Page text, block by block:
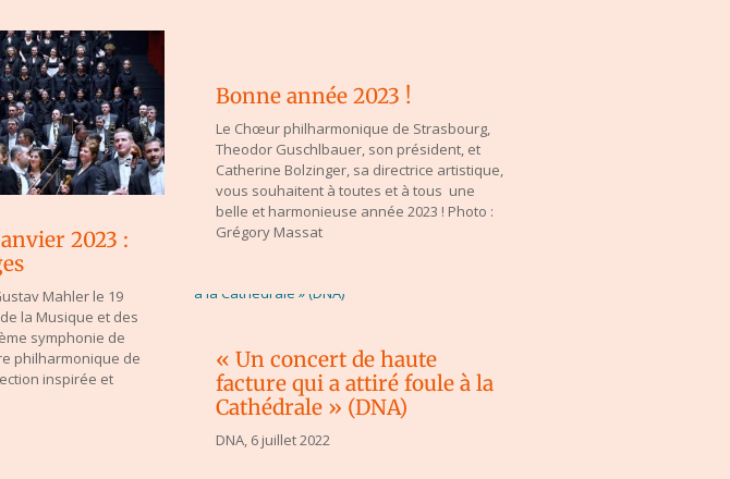
2023 :
Mahler le 19
la Musique et des
symphonie de
philharmonique de
inspirée et
Bonne année 2023 !
Le Chœur philharmonique de Strasbourg,
Theodor Guschlbauer, son président, et
Catherine Bolzinger, sa directrice artistique,
vous souhaitent à toutes et à tous une
belle et harmonieuse année 2023 ! Photo :
Grégory Massat
« Un concert de haute
facture qui a attiré foule à la
Cathédrale » (DNA)
DNA, 6 juillet 2022